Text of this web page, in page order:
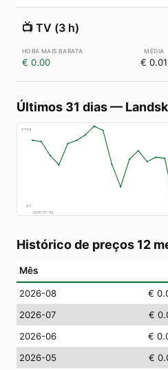
📺 TV (3 h)
€ 0.00 € 0.01
Últimos 31 dias—
€148
€7
2026-07-09
Histórico de preços 12
Mês
2026-08 €
2026-07
€
2026-06
€
2026-05
€